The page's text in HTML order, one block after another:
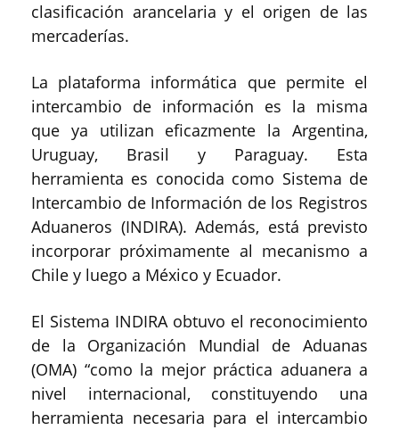
clasificación arancelaria y el origen de las
mercaderías.
La plataforma informática que permite el
intercambio de información es la misma
que ya utilizan eficazmente la Argentina,
Uruguay, Brasil y Paraguay. Esta
herramienta es conocida como Sistema de
Intercambio de Información de los Registros
Aduaneros (INDIRA). Además, está previsto
incorporar próximamente al mecanismo a
Chile y luego a México y Ecuador.
El Sistema INDIRA obtuvo el reconocimiento
de la Organización Mundial de Aduanas
(OMA) “como la mejor práctica aduanera a
nivel internacional, constituyendo una
herramienta necesaria para el intercambio